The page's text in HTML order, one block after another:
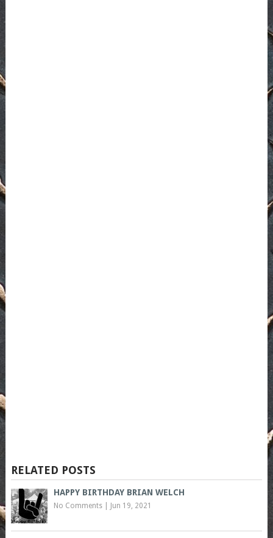
RELATED POSTS
HAPPY BIRTHDAY BRIAN WELCH
No Comments| Jun 19, 2021